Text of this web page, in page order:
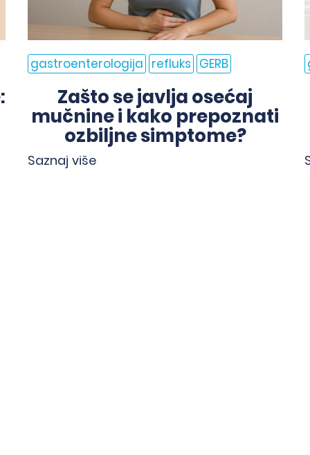
gastroenterologija refluks GERB
Zašto se javlja osećaj
mučnine i kako prepoznati
ozbiljne simptome?
Saznaj više